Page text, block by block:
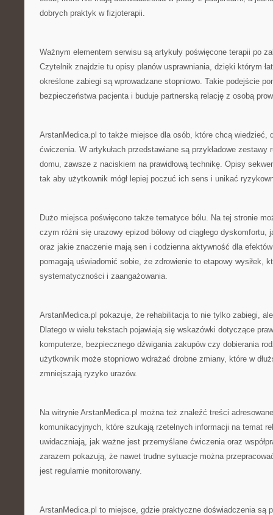
dobrych praktyk w fizjoterapii.
Ważnym elementem serwisu są artykuły poświęcone terapii po
Czytelnik znajdzie tu opisy planów usprawniania, dzięki którym
określone zabiegi są wprowadzane stopniowo. Takie podejście
bezpieczeństwa pacjenta i buduje partnerską relację z osobą
ArstanMedica.pl to także miejsce dla osób, które chcą wiedzieć,
ćwiczenia. W artykułach przedstawiane są przykładowe zestawy
domu, zawsze z naciskiem na prawidłową technikę. Opisy
tak aby użytkownik mógł lepiej poczuć ich sens i unikać
Dużo miejsca poświęcono także tematyce bólu. Na tej stronie
czym różni się urazowy epizod bólowy od ciągłego dyskomfortu,
oraz jakie znaczenie mają sen i codzienna aktywność dla
pomagają uświadomić sobie, że zdrowienie to etapowy wysiłek,
systematyczności i zaangażowania.
ArstanMedica.pl pokazuje, że rehabilitacja to nie tylko zabiegi,
Dlatego w wielu tekstach pojawiają się wskazówki dotyczące
komputerze, bezpiecznego dźwigania zakupów czy dobierania
użytkownik może stopniowo wdrażać drobne zmiany, które w
zmniejszają ryzyko urazów.
Na witrynie ArstanMedica.pl można też znaleźć treści
komunikacyjnych, które szukają rzetelnych informacji na temat
uwidaczniają, jak ważne jest przemyślane ćwiczenia oraz
zarazem pokazują, że nawet trudne sytuacje można
jest regularnie monitorowany.
ArstanMedica.pl to miejsce, gdzie praktyczne doświadczenia są